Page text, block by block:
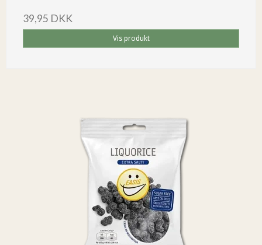
39,95 DKK
Vis produkt